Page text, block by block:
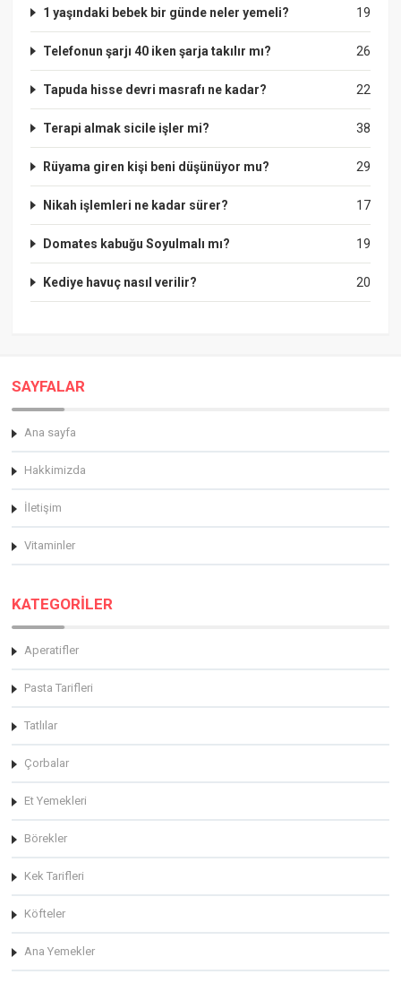
19
1 yaşındaki bebek bir günde neler yemeli?
26
Telefonun şarjı 40 iken şarja takılır mı?
22
Tapuda hisse devri masrafı ne kadar?
38
Terapi almak sicile işler mi?
29
Rüyama giren kişi beni düşünüyor mu?
17
Nikah işlemleri ne kadar sürer?
19
Domates kabuğu Soyulmalı mı?
20
Kediye havuç nasıl verilir?
SAYFALAR
Ana sayfa
Hakkimizda
İletişim
Vitaminler
KATEGORİLER
Aperatifler
Pasta Tarifleri
Tatlılar
Çorbalar
Et Yemekleri
Börekler
Kek Tarifleri
Köfteler
Ana Yemekler